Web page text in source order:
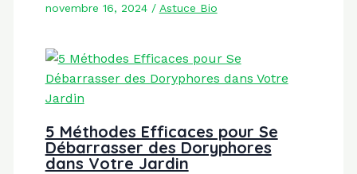
novembre 16, 2024 / Astuce Bio
5 Méthodes Efficaces pour Se
Débarrasser des Doryphores
dans Votre Jardin